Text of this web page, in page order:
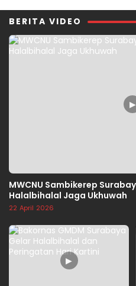
BERITA VIDEO
▶
MWCNU Sambikerep
Halalbihalal Jaga Ukhuwah
22 April 2026
▶